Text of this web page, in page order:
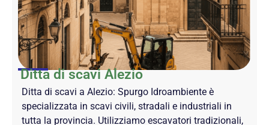
Ditta di scavi Alezio
Ditta di scavi a Alezio: Spurgo Idroambiente è
specializzata in scavi civili, stradali e industriali in
tutta la provincia. Utilizziamo escavatori tradizionali,